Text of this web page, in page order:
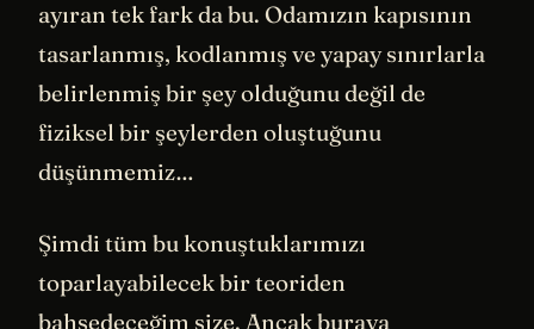
ayıran tek fark da bu. Odamızın kapısının
tasarlanmış, kodlanmış ve yapay sınırlarla
belirlenmiş bir şey olduğunu değil de
fiziksel bir şeylerden oluştuğunu
düşünmemiz…
Şimdi tüm bu konuştuklarımızı
toparlayabilecek bir teoriden
bahsedeceğim size. Ancak buraya